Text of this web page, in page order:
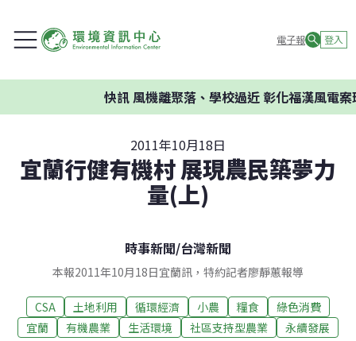
電子報 登入
風機離聚落、學校過近 彰化福漢風電案環委
2011年10月18日
宜蘭行健有機村 展現農民築夢力
量(上)
時事新聞/台灣新聞
本報2011年10月18日宜蘭訊，特約記者廖靜蕙報導
CSA 土地利用 循環經濟 小農 糧食
綠色消費
宜蘭
有機農業 生活環境 社區支持型農業 永續發展